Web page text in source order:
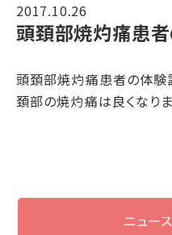
2017.10.26
頭頚部焼灼痛患
頭頚部焼灼痛患者の体験
頚部の焼灼痛は良くなりま
ニュー